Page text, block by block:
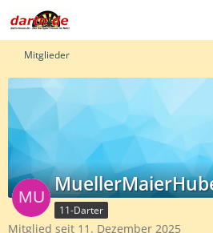
Mitglieder
11-Darter
Mitglied seit 11. Dezember 2025